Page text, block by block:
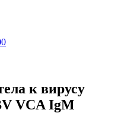
к вирусу
VCA IgM